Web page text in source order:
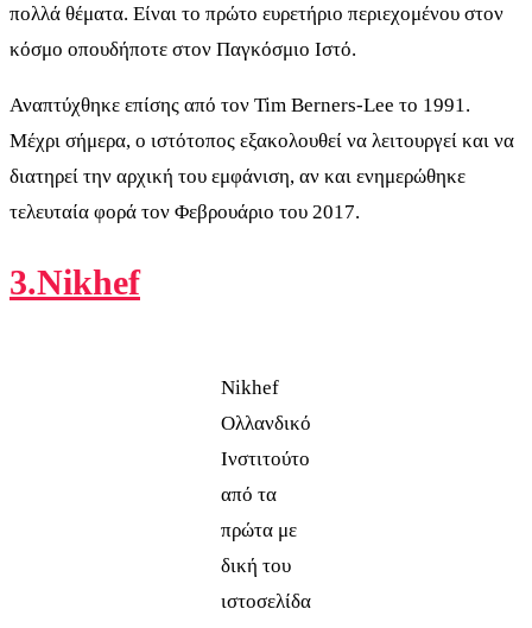
πολλά θέματα. Είναι το πρώτο ευρετήριο περιεχομένου στον
κόσμο οπουδήποτε στον Παγκόσμιο Ιστό.
Αναπτύχθηκε επίσης από τον Tim Berners-Lee το 1991.
Μέχρι σήμερα, ο ιστότοπος εξακολουθεί να λειτουργεί και να
διατηρεί την αρχική του εμφάνιση, αν και ενημερώθηκε
τελευταία φορά τον Φεβρουάριο του 2017.
3.Nikhef
Nikhef
Ολλανδικό
Ινστιτούτο
από τα
πρώτα με
δική του
ιστοσελίδα